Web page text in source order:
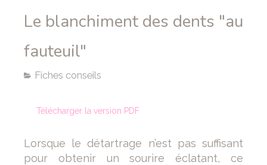
Le blanchiment des dents "au
fauteuil"
Fiches conseils
Télécharger la version PDF
Lorsque le détartrage n’est pas suffisant
pour obtenir un sourire éclatant, ce